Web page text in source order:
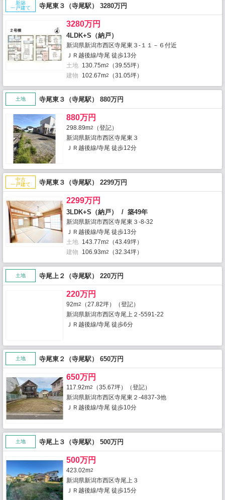
新築
一戸建て
寺尾東３（寺尾駅） 3280万円
3280万円
4LDK+S（納戸）
新潟県新潟市西区寺尾東３-１１－６付近
ＪＲ越後線/寺尾 徒歩13分
土地 130.75m2
（39.55坪）
建物
102.67m2 （31.05坪）
土地 寺尾東３（寺尾駅） 880万円
880万円
298.89m2
（登記）
新潟県新潟市西区寺尾東３
ＪＲ越後線/寺尾 徒歩12分
中古
一戸建て
寺尾東３（寺尾駅） 2299万円
2299万円
3LDK+S（納戸） / 築49年
新潟県新潟市西区寺尾東３-8-32
ＪＲ越後線/寺尾 徒歩13分
土地 143.77m2
（43.49坪）
建物
106.93m2 （32.34坪）
土地 寺尾上２（寺尾駅） 220万円
220万円
92m2
（27.82坪）（登記）
新潟県新潟市西区寺尾上２-5591-22
ＪＲ越後線/寺尾 徒歩6分
土地 寺尾東２（寺尾駅） 650万円
650万円
117.92m2
（35.67坪）（登記）
新潟県新潟市西区寺尾東２-4837-3他
ＪＲ越後線/寺尾 徒歩10分
土地 寺尾上３（寺尾駅） 500万円
500万円
423.02m2
新潟県新潟市西区寺尾上３
ＪＲ越後線/寺尾 徒歩15分